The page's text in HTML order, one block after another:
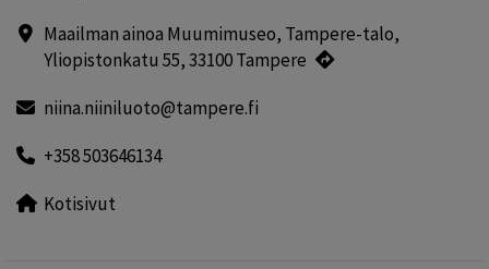
Maailman ainoa Muumimuseo, Tampere-talo,
Yliopistonkatu 55, 33100 Tampere
niina.niiniluoto@tampere.fi
+358 503646134
Kotisivut